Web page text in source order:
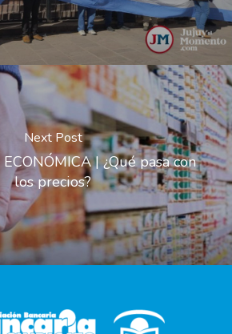
Next Post
| ¿Qué pasa con
los precios?